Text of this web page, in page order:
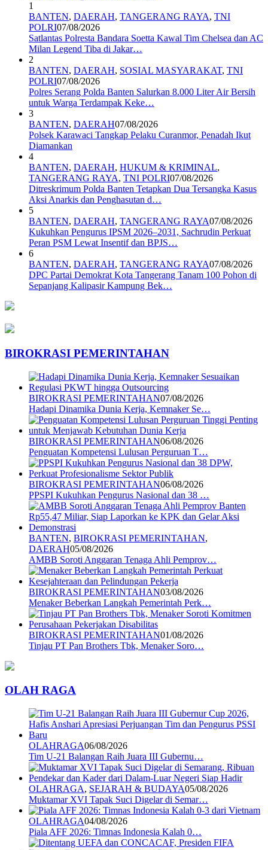
1
BANTEN, DAERAH, TANGERANG RAYA, TNI
POLRI07/08/2026
Satlantas Polresta Bandara Soetta Kawal Tim Chelsea dan AC
Milan Legend Tiba di Jakar…
2
BANTEN, DAERAH, SOSIAL MASYARAKAT, TNI
POLRI07/08/2026
Polres Serang Polda Banten Salurkan 8.000 Liter Air Bersih
untuk Warga Terdampak Keke…
3
BANTEN, DAERAH07/08/2026
Polsek Karawaci Tangkap Pelaku Curanmor, Penadah Ikut
Diamankan
4
BANTEN, DAERAH, HUKUM & KRIMINAL,
TANGERANG RAYA, TNI POLRI07/08/2026
Ditreskrimum Polda Banten Tetapkan Dua Tersangka Kasus
Aksi Anarkis dan Penghasutan d…
5
BANTEN, DAERAH, TANGERANG RAYA07/08/2026
Kukuhkan Pengurus IPSM 2026–2031, Sachrudin Perkuat
Peran PSM Lewat Insentif dan BPJS…
6
BANTEN, DAERAH, TANGERANG RAYA07/08/2026
DPC Partai Demokrat Kota Tangerang Tanam 100 Pohon di
Sepanjang Kalipasir Kampung Bek…
BIROKRASI PEMERINTAHAN
BIROKRASI PEMERINTAHAN07/08/2026
Hadapi Dinamika Dunia Kerja, Kemnaker Se…
BIROKRASI PEMERINTAHAN06/08/2026
Penguatan Kompetensi Lulusan Perguruan T…
BIROKRASI PEMERINTAHAN06/08/2026
PPSPI Kukuhkan Pengurus Nasional dan 38 …
BANTEN, BIROKRASI PEMERINTAHAN,
DAERAH05/08/2026
AMBB Soroti Anggaran Tenaga Ahli Pemprov…
BIROKRASI PEMERINTAHAN03/08/2026
Menaker Beberkan Langkah Pemerintah Perk…
BIROKRASI PEMERINTAHAN01/08/2026
Tinjau PT Pan Brothers Tbk, Menaker Soro…
OLAH RAGA
OLAHRAGA06/08/2026
Tim U-21 Balangan Raih Juara III Gubernu…
OLAHRAGA, SEJARAH & BUDAYA05/08/2026
Muktamar XVI Tapak Suci Digelar di Semar…
OLAHRAGA04/08/2026
Piala AFF 2026: Timnas Indonesia Kalah 0…